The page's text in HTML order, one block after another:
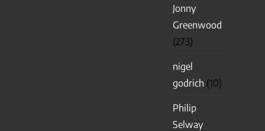
Jonny
Greenwood
(273)
nigel
godrich (10)
Philip
Selway